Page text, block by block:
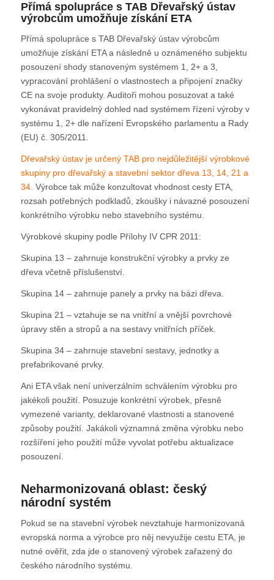
Přímá spolupráce s TAB Dřevařský ústav
výrobcům umožňuje získání ETA
Přímá spolupráce s TAB Dřevařský ústav výrobcům
umožňuje získání ETA a následně u oznámeného subjektu
posouzení shody stanoveným systémem 1, 2+ a 3,
vypracování prohlášení o vlastnostech a připojení značky
CE na svoje produkty. Auditoři mohou posuzovat a také
vykonávat pravidelný dohled nad systémem řízení výroby v
systému 1, 2+ dle nařízení Evropského parlamentu a Rady
(EU) č. 305/2011.
Dřevařský ústav je určený TAB pro nejdůležitější výrobkové
skupiny pro dřevařský a stavební sektor dřeva 13, 14, 21 a
34. Výrobce tak může konzultovat vhodnost cesty ETA,
rozsah potřebných podkladů, zkoušky i návazné posouzení
konkrétního výrobku nebo stavebního systému.
Výrobkové skupiny podle Přílohy IV CPR 2011:
Skupina 13 – zahrnuje konstrukční výrobky a prvky ze
dřeva včetně příslušenství.
Skupina 14 – zahrnuje panely a prvky na bázi dřeva.
Skupina 21 – vztahuje se na vnitřní a vnější povrchové
úpravy stěn a stropů a na sestavy vnitřních příček.
Skupina 34 – zahrnuje stavební sestavy, jednotky a
prefabrikované prvky.
Ani ETA však není univerzálním schválením výrobku pro
jakékoli použití. Posuzuje konkrétní výrobek, přesně
vymezené varianty, deklarované vlastnosti a stanovené
způsoby použití. Jakákoli významná změna výrobku nebo
rozšíření jeho použití může vyvolat potřebu aktualizace
posouzení.
Neharmonizovaná oblast: český
národní systém
Pokud se na stavební výrobek nevztahuje harmonizovaná
evropská norma a výrobce pro něj nevyužije cestu ETA, je
nutné ověřit, zda jde o stanovený výrobek zařazený do
českého národního systému.